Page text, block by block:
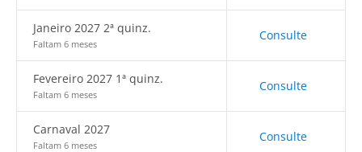
Janeiro 2027 2ª quinz.
Faltam 6 meses
Consulte
Fevereiro 2027 1ª quinz.
Faltam 6 meses
Consulte
Carnaval 2027
Faltam 6 meses
Consulte